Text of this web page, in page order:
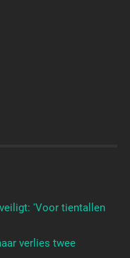
'Voor tientallen
verlies twee